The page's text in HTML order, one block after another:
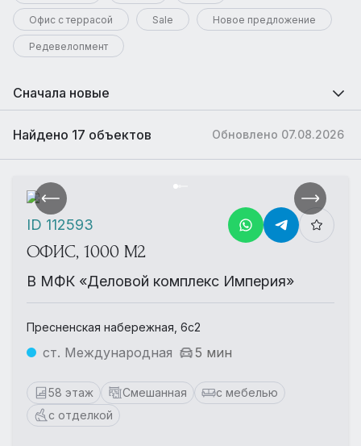
Офис с террасой Sale Новое предложение
Редевелопмент
Сначала новые
Обновлено 07.08.2026
Найдено 17 объектов
ОФИС, 1000 М2
В МФК «Деловой комплекс Империя»
Пресненская набережная, 6с2
ст. Международная 5 мин
58 этаж Смешанная
с мебелью
с отделкой
ID 112593